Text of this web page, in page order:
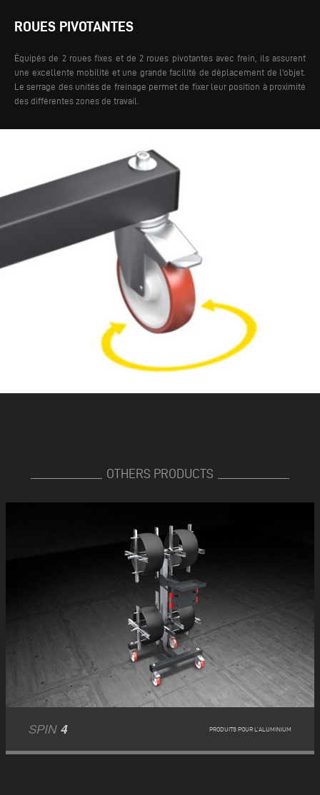
ROUES PIVOTANTES
Équipés de 2 roues fixes et de 2 roues pivotantes avec frein, ils assurent
une excellente mobilité et une grande facilité de déplacement de l'objet.
Le serrage des unités de freinage permet de fixer leur position à proximité
des différentes zones de travail.
OTHERS PRODUCTS
SPIN 4 PRODUITS POUR L’ALUMINIUM